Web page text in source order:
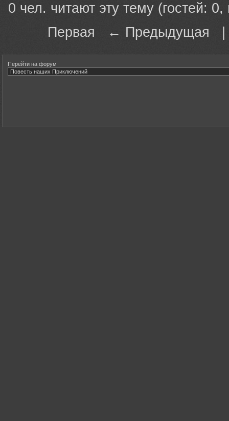
0 чел. читают эту тему (гостей:
Первая ← Предыдущая
Перейти на форум